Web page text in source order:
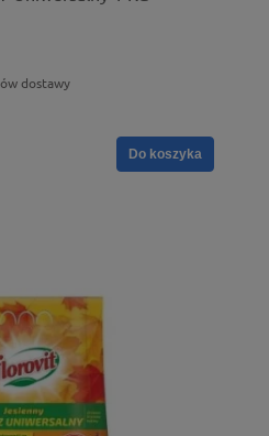
dostawy
Do koszyka